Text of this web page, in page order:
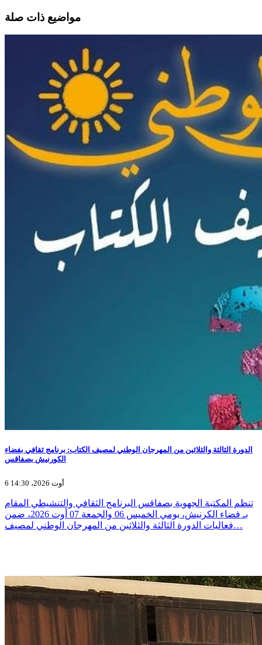
مواضيع ذات صلة
الدورة الثالثة والثلاثين من المهرجان الوطني لمصيف الكتاب: برنامج ثقافي بفضاء
الكورنيش بصفاقس
6 أوت 2026، 14:30
تنظم المكتبة الجهوية بصفاقس البرنامج الثقافي والتنشيطي المقام
بـ فضاء الكرنيش، يومي الخميس 06 والجمعة 07 أوت 2026، ضمن
فعاليات الدورة الثالثة والثلاثين من المهرجان الوطني لمصيف…